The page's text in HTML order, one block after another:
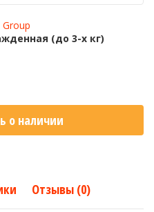
(до 3-х кг)
о наличии
Отзывы (0)